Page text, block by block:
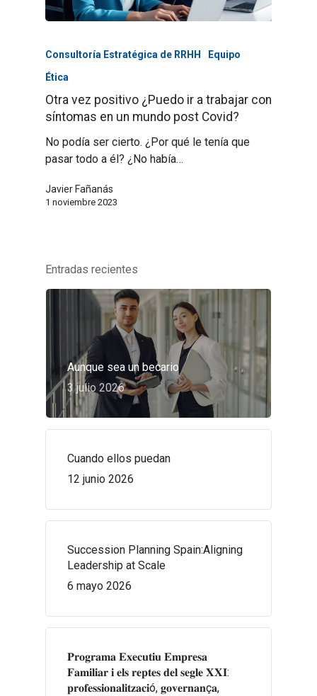
Consultoría Estratégica de RRHH
Equipo
Ética
Otra vez positivo ¿Puedo ir a trabajar con
síntomas en un mundo post Covid?
No podía ser cierto. ¿Por qué le tenía que
pasar todo a él? ¿No había…
Javier Fañanás
1 noviembre 2023
Entradas recientes
Aunque sea un becario
3 julio 2026
Cuando ellos puedan
12 junio 2026
Succession Planning Spain:Aligning
Leadership at Scale
6 mayo 2026
𝐏𝐫𝐨𝐠𝐫𝐚𝐦𝐚 𝐄𝐱𝐞𝐜𝐮𝐭𝐢𝐮 𝐄𝐦𝐩𝐫𝐞𝐬𝐚
𝐅𝐚𝐦𝐢𝐥𝐢𝐚𝐫 𝐢 𝐞𝐥𝐬 𝐫𝐞𝐩𝐭𝐞𝐬 𝐝𝐞𝐥 𝐬𝐞𝐠𝐥𝐞 𝐗𝐗𝐈:
𝐩𝐫𝐨𝐟𝐞𝐬𝐬𝐢𝐨𝐧𝐚𝐥𝐢𝐭𝐳𝐚𝐜𝐢ó, 𝐠𝐨𝐯𝐞𝐫𝐧𝐚𝐧ç𝐚,